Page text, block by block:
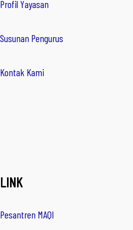
Profil Yayasan
Susunan Pengurus
Kontak Kami
LINK
Pesantren MAQI